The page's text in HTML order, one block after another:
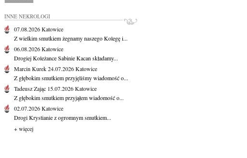
INNE NEKROLOGI
07.08.2026Katowice
Z wielkim smutkiem żegnamy naszego Kolegę i...
06.08.2026Katowice
Drogiej Koleżance Sabinie Kacan składamy...
Marcin Kurek24.07.2026Katowice
Z głębokim smutkiem przyjęliśmy wiadomość o...
Tadeusz Zając 15.07.2026Katowice
Z głębokim smutkiem przyjąłem wiadomość o...
02.07.2026Katowice
Drogi Krystianie z ogromnym smutkiem...
+ więcej